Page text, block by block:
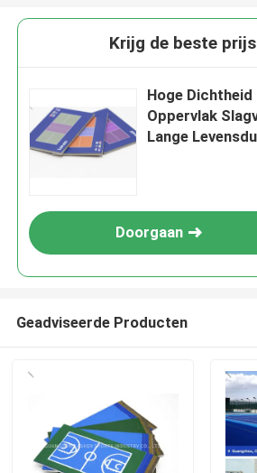
Krijg de beste
Hoge
Oppervlak
Lange
Ondersteuning
Standaard
Doorgaan
Geadviseerde Producten